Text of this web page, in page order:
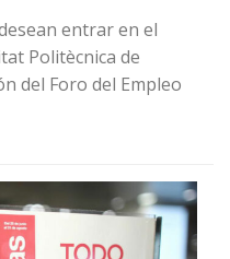
entrar en el
Politècnica de
del Foro del Empleo